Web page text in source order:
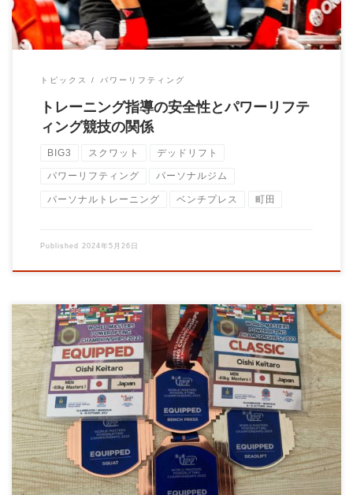
トピックス パワーリフティング
トレーニング指導の安全性とパワーリフテ
ィング競技の関係
BIG3 スクワット デッドリフト
パワーリフティング パーソナルジム
パーソナルトレーニング ベンチプレス 町田
Published 2024年5月26日
はじめに 皆さん、こんにちは！パーソナルトレーナーの大石で
す。 私はパワーリフティングという競技に1 […]